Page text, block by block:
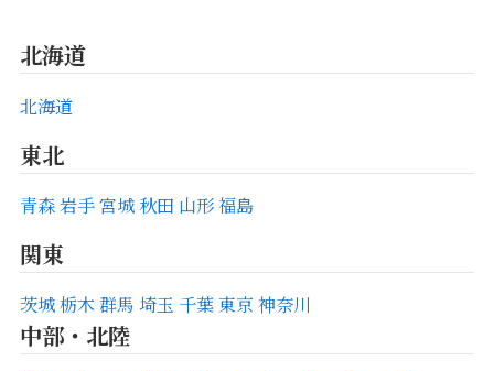
北海道
北海道
東北
青森岩手宮城 秋田 山形福島
関東
茨城栃木群馬 埼玉 千葉東京神奈川
中部・北陸